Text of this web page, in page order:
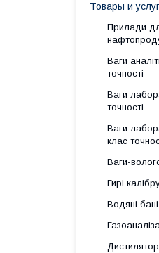
Товары и
Прилади
Ваги
точності
Ваги
точності
Ваги
клас
Ваги-
Гирі
Водяні